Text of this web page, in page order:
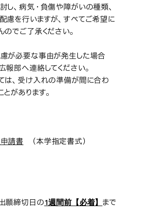
し、病気・負傷や障がいの種類、
慮を行いますが、すべてご希望に
のでご了承ください。
が必要な事由が発生した場合
報部へ連絡してください。
は、受け入れの準備が間に合わ
があります。
請書
（本学指定書式）
願締切日の1週間前【必着】
まで